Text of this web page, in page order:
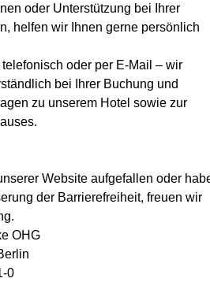
oder Unterstützung bei Ihrer
helfen wir Ihnen gerne persönlich
oder per E-Mail – wir
bei Ihrer Buchung und
zu unserem Hotel sowie zur
Website aufgefallen oder
der Barrierefreiheit, freuen wir
OHG
0